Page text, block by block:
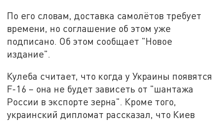
По его словам, доставка самолётов требует
времени, но соглашение об этом уже
подписано. Об этом сообщает "Новое
издание".
Кулеба считает, что когда у Украины появятся
F-16 – она не будет зависеть от "шантажа
России в экспорте зерна". Кроме того,
украинский дипломат рассказал, что Киев